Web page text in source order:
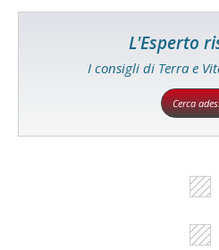
L'Esperto
I consigli di Terra e
Cerca